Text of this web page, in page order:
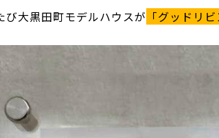
び大黒田町モデルハウスが 「グッドリ